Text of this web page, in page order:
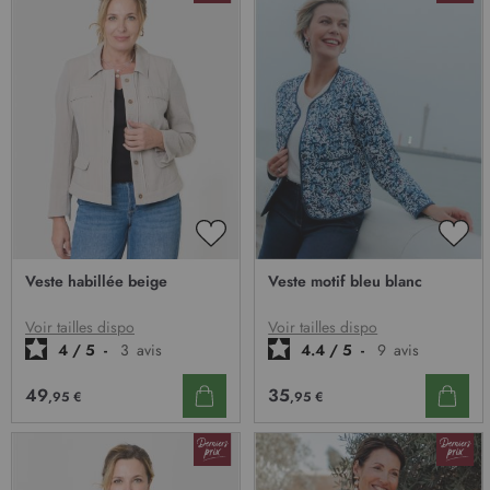
AJOUTER
D’ENVIE
Veste habillée beige
Voir tailles dispo
4 / 5 - 3 avis
49,95 €
Veste motif bleu blanc
Voir tailles dispo
4.4 / 5 - 9 avis
35,95 €